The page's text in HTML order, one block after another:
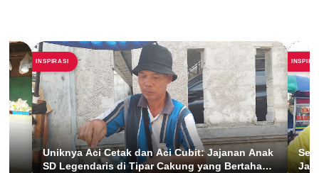
INSPIRASI
Uniknya Aci Cetak dan Aci Cubit: Jajanan Anak
SD Legendaris di Tipar Cakung yang Bertahan